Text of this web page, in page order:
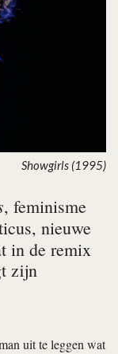
Showgirls (1995)
, feminisme
nieuwe
in de remix
zijn
uit te leggen wat